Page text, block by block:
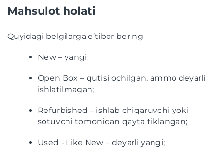
Mahsulot holati
Quyidagi belgilarga e’tibor bering
New – yangi;
Open Box – qutisi ochilgan, ammo deyarli
ishlatilmagan;
Refurbished – ishlab chiqaruvchi yoki
sotuvchi tomonidan qayta tiklangan;
Used - Like New – deyarli yangi;